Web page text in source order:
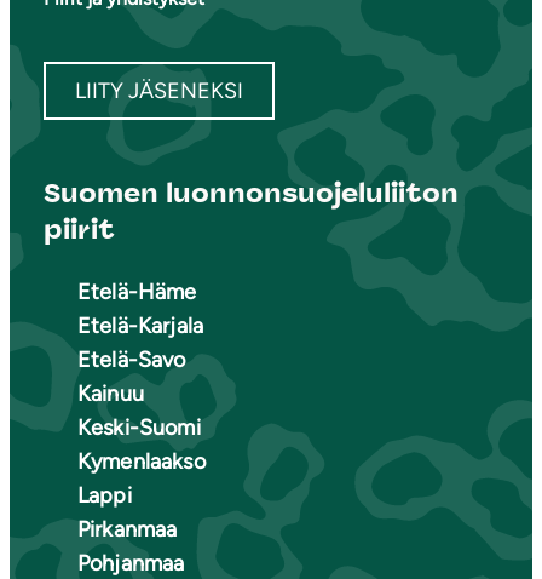
LIITY JÄSENEKSI
Suomen luonnonsuojeluliiton
piirit
Etelä-Häme
Etelä-Karjala
Etelä-Savo
Kainuu
Keski-Suomi
Kymenlaakso
Lappi
Pirkanmaa
Pohjanmaa